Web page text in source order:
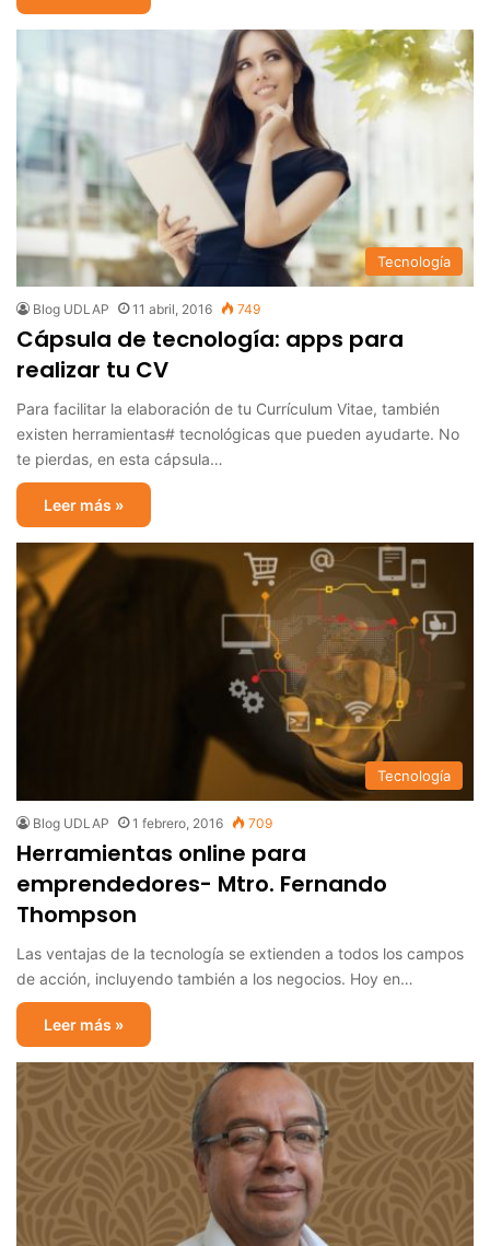
Tecnología
Blog UDLAP 11 abril, 2016 749
Cápsula de tecnología: apps para
realizar tu CV
Para facilitar la elaboración de tu ‪Currículum Vitae‬, también
existen herramientas# tecnológicas que pueden ayudarte. No
te pierdas, en esta cápsula…
Leer más »
Tecnología
Blog UDLAP 1 febrero, 2016 709
Herramientas online para
emprendedores- Mtro. Fernando
Thompson
Las ventajas de la tecnología se extienden a todos los campos
de acción, incluyendo también a los negocios. Hoy en…
Leer más »